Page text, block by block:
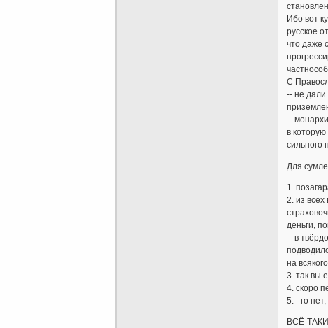
Ибо вот
русское
что даже
С
-- не
--
в
сильного
Для
1.
2. из
деньги,
-- в
на
3. так вы
4. скоро
5. –го
ВСЁ-